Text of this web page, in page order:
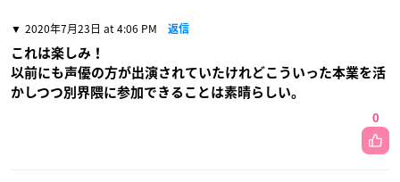
2020年7月23日 at 4:06 PM 返信
これは楽しみ！
以前にも声優の方が出演されていたけれどこういった本業を活
かしつつ別界隈に参加できることは素晴らしい。
0